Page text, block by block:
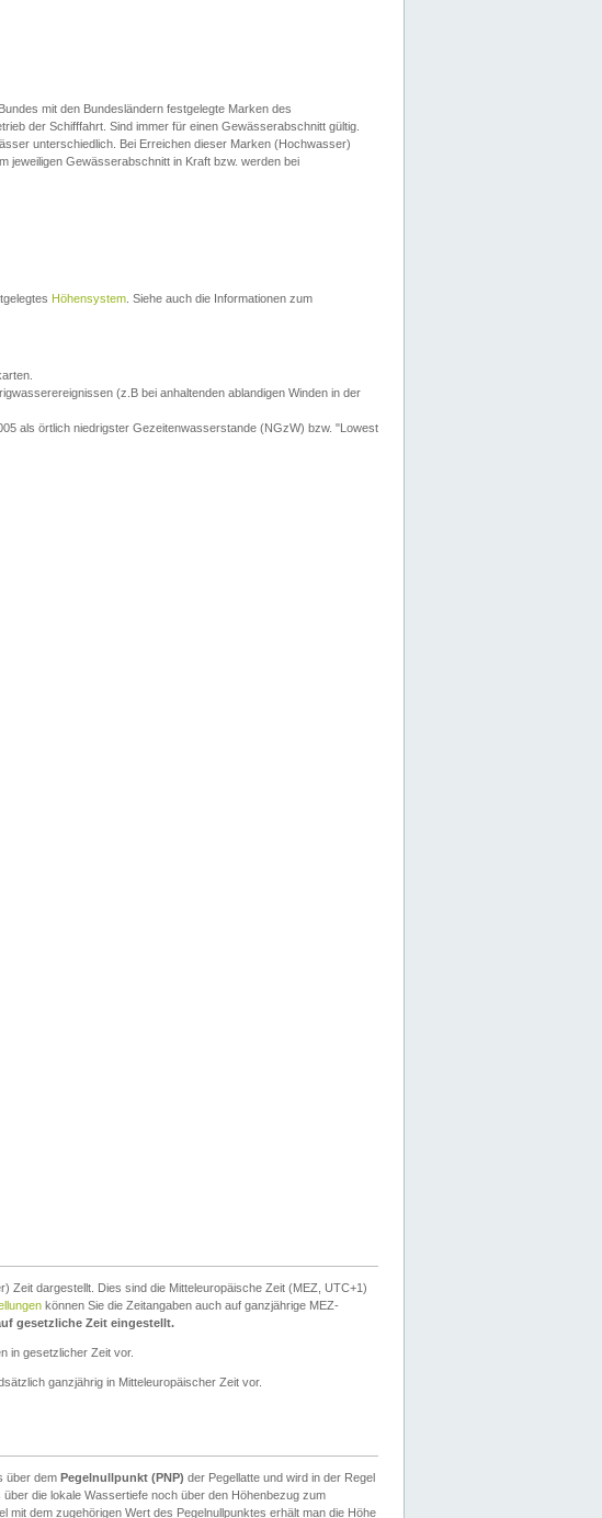
mit den Bundesländern festgelegte Marken des
der Schifffahrt. Sind immer für einen Gewässerabschnitt gültig.
unterschiedlich. Bei Erreichen dieser Marken (Hochwasser)
jeweiligen Gewässerabschnitt in Kraft bzw. werden bei
Höhensystem . Siehe auch die Informationen zum
(z.B bei anhaltenden ablandigen Winden in der
als örtlich niedrigster Gezeitenwasserstande (NGzW) bzw. "Lowest
Zeit dargestellt. Dies sind die Mitteleuropäische Zeit (MEZ, UTC+1)
können Sie die Zeitangaben auch auf ganzjährige MEZ-
gesetzliche Zeit eingestellt.
in gesetzlicher Zeit vor.
ganzjährig in Mitteleuropäischer Zeit vor.
über dem Pegelnullpunkt (PNP) der Pegellatte und wird in der Regel
die lokale Wassertiefe noch über den Höhenbezug zum
dem zugehörigen Wert des Pegelnullpunktes erhält man die Höhe